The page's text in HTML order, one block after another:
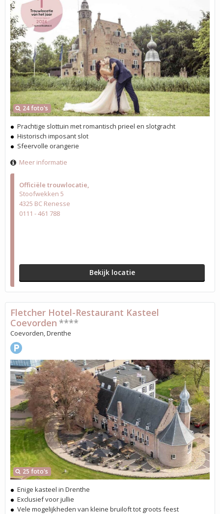
Officiële trouwlocatie
Stoofwekken 5
4325 BC Renesse
0111 - 461 788
Bekijk locatie
24 foto's
Prachtige slottuin met romantisch prieel en slotgracht
Historisch imposant slot
Sfeervolle orangerie
Meer informatie
25 foto's
Fletcher Hotel-Restaurant Kasteel
Coevorden ****
Coevorden, Drenthe
Enige kasteel in Drenthe
Exclusief voor jullie
Vele mogelijkheden van kleine bruiloft tot groots feest